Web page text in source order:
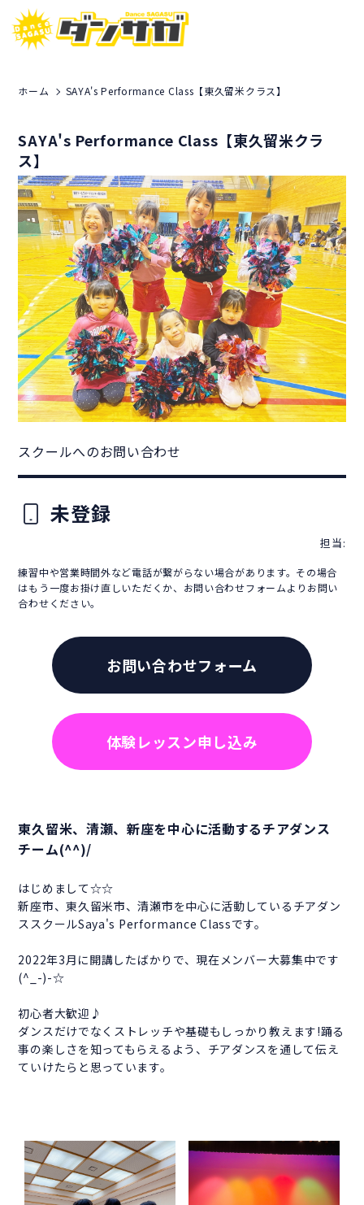
ホーム SAYA's Performance Class【東久留米クラス】
SAYA's Performance Class【東久留米クラ
ス】
スクールへのお問い合わせ
未登録
担当:
練習中や営業時間外など電話が繋がらない場合があります。その場合
はもう一度お掛け直しいただくか、お問い合わせフォームよりお問い
合わせください。
お問い合わせフォーム
体験レッスン申し込み
東久留米、清瀬、新座を中心に活動するチアダンス
チーム(^^)/
はじめまして☆☆
新座市、東久留米市、清瀬市を中心に活動しているチアダン
ススクールSaya's Performance Classです。
2022年3月に開講したばかりで、現在メンバー大募集中です
(^_-)-☆
初心者大歓迎♪
ダンスだけでなくストレッチや基礎もしっかり教えます!踊る
事の楽しさを知ってもらえるよう、チアダンスを通して伝え
ていけたらと思っています。